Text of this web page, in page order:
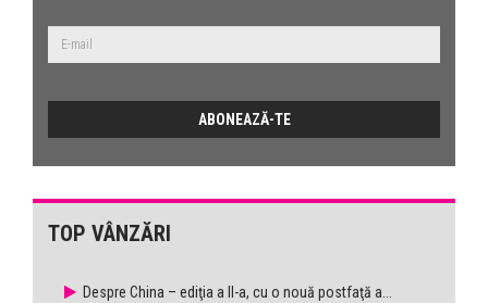
TOP VÂNZĂRI
Despre China – ediţia a II-a, cu o nouă postfaţă a...